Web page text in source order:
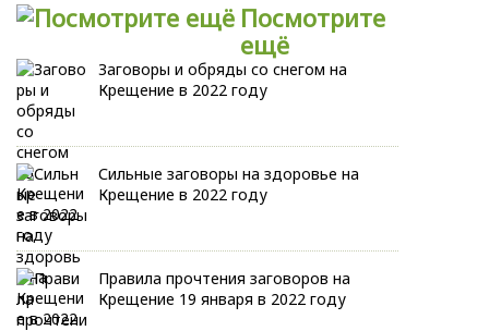
Посмотрите
ещё
Заговоры и обряды со снегом на
Крещение в 2022 году
Сильные заговоры на здоровье на
Крещение в 2022 году
Правила прочтения заговоров на
Крещение 19 января в 2022 году